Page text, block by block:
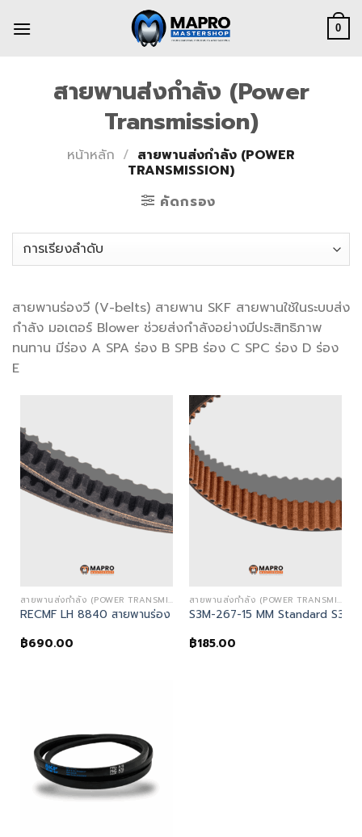
0
สายพานส่งกำลัง (Power
Transmission)
หน้าหลัก / สายพานส่งกำลัง (POWER
TRANSMISSION)
คัดกรอง
สายพานร่องวี (V-belts) สายพาน SKF สายพานใช้ในระบบส่ง
กำลัง มอเตอร์ Blower ช่วยส่งกำลังอย่างมีประสิทธิภาพ
ทนทาน มีร่อง A SPA ร่อง B SPB ร่อง C SPC ร่อง D ร่อง
E
สายพานส่งกำลัง (POWER TRANSMISSION)
RECMF LH 8840 สายพานร่อง B -Mitsuboshi
฿690.00
สายพานส่งกำลัง (POWER TRANSMISSION)
S3M-267-15 MM Standard
฿185.00